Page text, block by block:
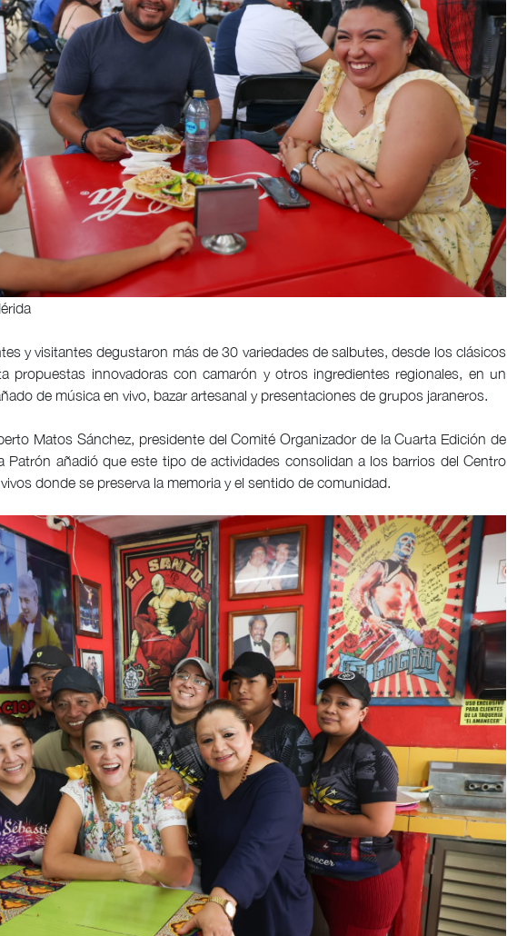
y visitantes degustaron más de 30 variedades de salbutes, desde los clásicos
propuestas innovadoras con camarón y otros ingredientes regionales, en un
de música en vivo, bazar artesanal y presentaciones de grupos jaraneros.
Matos Sánchez, presidente del Comité Organizador de la Cuarta Edición de
Patrón añadió que este tipo de actividades consolidan a los barrios del Centro
donde se preserva la memoria y el sentido de comunidad.